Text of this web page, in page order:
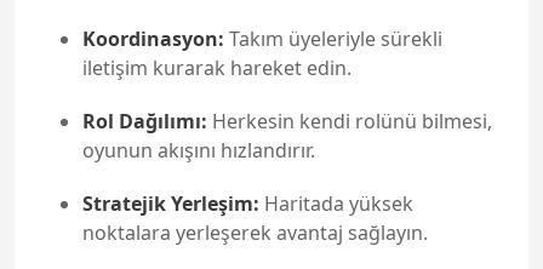
Koordinasyon: Takım üyeleriyle sürekli
iletişim kurarak hareket edin.
Rol Dağılımı: Herkesin kendi rolünü bilmesi,
oyunun akışını hızlandırır.
Stratejik Yerleşim: Haritada yüksek
noktalara yerleşerek avantaj sağlayın.